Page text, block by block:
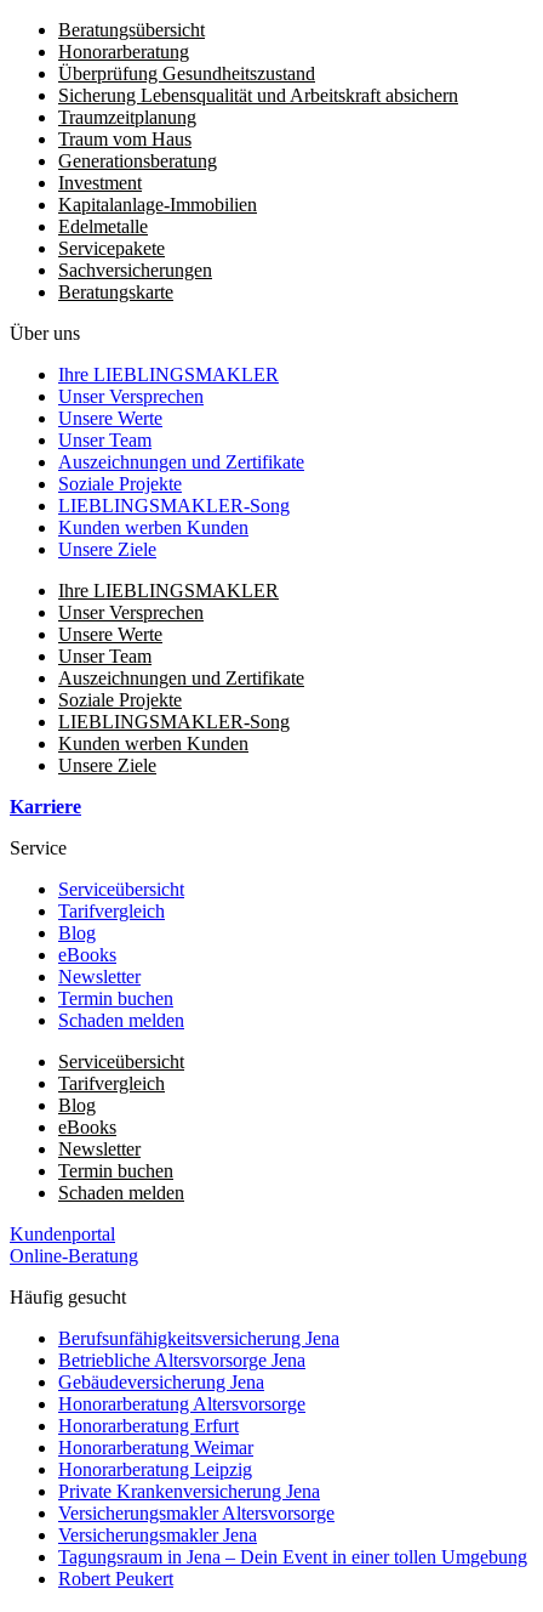
Beratungsübersicht
Honorar­beratung
Überprüfung Gesundheits­zustand
Sicherung Lebensqualität und Arbeitskraft absichern
Traumzeit­planung
Traum vom Haus
Generationsberatung
Investment
Kapitalanlage-Immobilien
Edelmetalle
Servicepakete
Sachversicherungen
Beratungskarte
Über uns
Ihre LIEBLINGSMAKLER
Unser Versprechen
Unsere Werte
Unser Team
Auszeichnungen und Zertifikate
Soziale Projekte
LIEBLINGSMAKLER-Song
Kunden werben Kunden
Unsere Ziele
Ihre LIEBLINGSMAKLER
Unser Versprechen
Unsere Werte
Unser Team
Auszeichnungen und Zertifikate
Soziale Projekte
LIEBLINGSMAKLER-Song
Kunden werben Kunden
Unsere Ziele
Karriere
Service
Serviceübersicht
Tarifvergleich
Blog
eBooks
Newsletter
Termin buchen
Schaden melden
Serviceübersicht
Tarifvergleich
Blog
eBooks
Newsletter
Termin buchen
Schaden melden
Kundenportal
Online-Beratung
Häufig gesucht
Berufs­unfähigkeits­­versicherung Jena
Betriebliche Altersvorsorge Jena
Gebäudeversicherung Jena
Honorar­beratung Altersvorsorge
Honorar­beratung Erfurt
Honorar­beratung Weimar
Honorarberatung Leipzig
Private Kranken­­versicherung Jena
Versicherungsmakler Altersvorsorge
Versicherungs­makler Jena
Tagungsraum in Jena – Dein Event in einer tollen Umgebung
Robert Peukert